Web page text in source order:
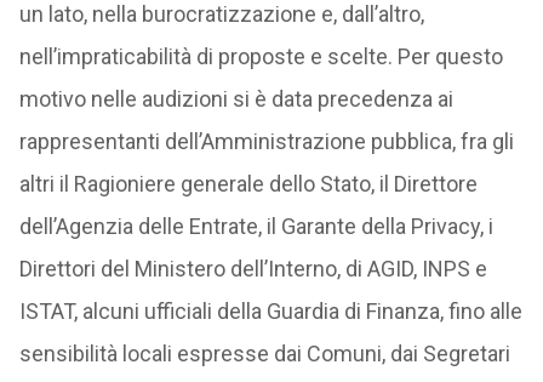
un lato, nella burocratizzazione e, dall’altro,
nell’impraticabilità di proposte e scelte. Per questo
motivo nelle audizioni si è data precedenza ai
rappresentanti dell’Amministrazione pubblica, fra gli
altri il Ragioniere generale dello Stato, il Direttore
dell’Agenzia delle Entrate, il Garante della Privacy, i
Direttori del Ministero dell’Interno, di AGID, INPS e
ISTAT, alcuni ufficiali della Guardia di Finanza, fino alle
sensibilità locali espresse dai Comuni, dai Segretari